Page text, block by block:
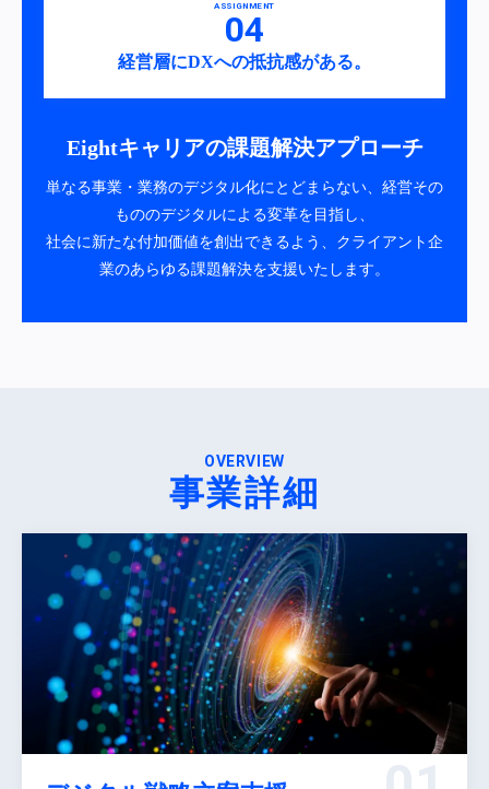
ASSIGNMENT
経営層にDXへの抵抗感がある。
Eightキャリアの課題解決アプローチ
単なる事業・業務のデジタル化にとどまらない、経営その
もののデジタルによる変革を目指し、
社会に新たな付加価値を創出できるよう、クライアント企
業のあらゆる課題解決を支援いたします。
OVERVIEW
事業詳細